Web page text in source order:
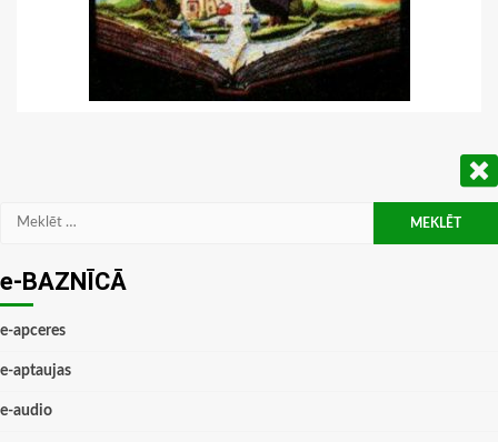
Meklēt:
e-BAZNĪCĀ
e-apceres
e-aptaujas
e-audio